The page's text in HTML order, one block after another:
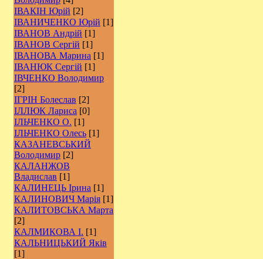
ІВАКІН Юрій [2]
ІВАНИЧЕНКО Юрій [1]
ІВАНОВ Андрій [1]
ІВАНОВ Сергій [1]
ІВАНОВА Марина [1]
ІВАНЮК Сергій [1]
ІВЧЕНКО Володимир
[2]
ІГРІН Болеслав [2]
ІЛЛЮК Лариса [0]
ІЛЬЧЕНКО О. [1]
ІЛЬЧЕНКО Олесь [1]
КАЗАНЕВСЬКИЙ
Володимир [2]
КАЛАНЖОВ
Владислав [1]
КАЛИНЕЦЬ Ірина [1]
КАЛИНОВИЧ Марія [1]
КАЛИТОВСЬКА Марта
[2]
КАЛМИКОВА І. [1]
КАЛЬНИЦЬКИЙ Яків
[1]